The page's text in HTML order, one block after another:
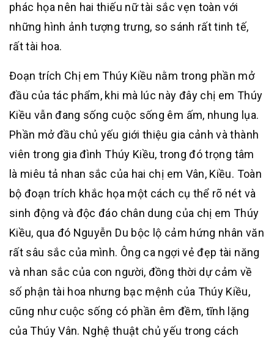
phác họa nên hai thiếu nữ tài sắc vẹn toàn với
những hình ảnh tượng trưng, so sánh rất tinh tế,
rất tài hoa.
Đoạn trích Chị em Thúy Kiều nằm trong phần mở
đầu của tác phẩm, khi mà lúc này đây chị em Thúy
Kiều vẫn đang sống cuộc sống êm ấm, nhung lụa.
Phần mở đầu chủ yếu giới thiệu gia cảnh và thành
viên trong gia đình Thúy Kiều, trong đó trọng tâm
là miêu tả nhan sắc của hai chị em Vân, Kiều. Toàn
bộ đoạn trích khắc họa một cách cụ thể rõ nét và
sinh động và độc đáo chân dung của chị em Thúy
Kiều, qua đó Nguyễn Du bộc lộ cảm hứng nhân văn
rất sâu sắc của mình. Ông ca ngợi vẻ đẹp tài năng
và nhan sắc của con người, đồng thời dự cảm về
số phận tài hoa nhưng bạc mệnh của Thúy Kiều,
cũng như cuộc sống có phần êm đềm, tĩnh lặng
của Thúy Vân. Nghệ thuật chủ yếu trong cách